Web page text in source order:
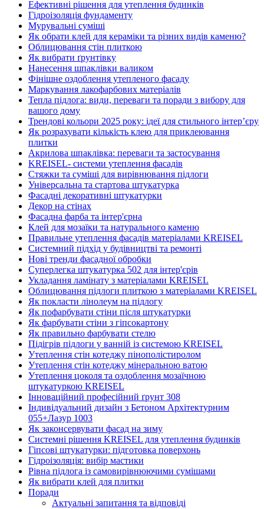
Ефективні рішення для утеплення будинків
Гідроізоляція фундаменту
Мурувальні суміші
Як обрати клей для кераміки та різних видів каменю?
Облицювання стін плиткою
Як вибрати ґрунтівку
Нанесення шпаклівки валиком
Фінішне оздоблення утепленого фасаду
Маркування лакофарбових матеріалів
Тепла підлога: види, переваги та поради з вибору для
вашого дому
Трендові кольори 2025 року: ідеї для стильного інтер’єру
Як розрахувати кількість клею для приклеювання
плитки
Акрилова шпаклівка: переваги та застосування
KREISEL- системи утеплення фасадів
Стяжки та суміші для вирівнювання підлоги
Універсальна та стартова штукатурка
Фасадні декоративні штукатурки
Декор на стінах
Фасадна фарба та інтер'єрна
Клей для мозаїки та натурального каменю
Правильне утеплення фасадів матеріалами KREISEL
Системний підхід у будівництві та ремонті
Нові тренди фасадної обробки
Суперлегка штукатурка 502 для інтер'єрів
Укладання ламінату з матеріалами KREISEL
Облицювання підлоги плиткою з матеріалами KREISEL
Як покласти лінолеум на підлогу
Як пофарбувати стіни після штукатурки
Як фарбувати стіни з гіпсокартону
Як правильно фарбувати стелю
Підігрів підлоги у ванній із системою KREISEL
Утеплення стін котеджу пінополістиролом
Утеплення стін котеджу мінеральною ватою
Утеплення цоколя та оздоблення мозаїчною
штукатуркою KREISEL
Інноваційний професійний ґрунт 308
Індивідуальний дизайн з Бетоном Архітектурним
055+Лазур 1003
Як законсервувати фасад на зиму
Системні рішення KREISEL для утеплення будинків
Гіпсові штукатурки: підготовка поверхонь
Гідроізоляція: вибір мастики
Рівна підлога із самовирівнюючими сумішами
Як вибрати клей для плитки
Поради
Актуальні запитання та відповіді